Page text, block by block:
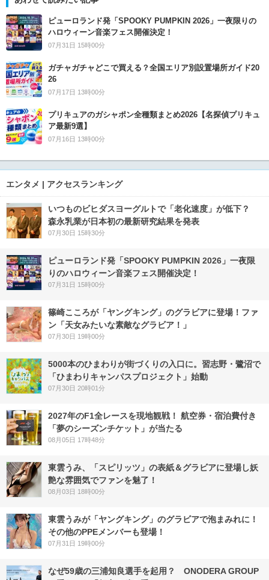
ピューロランド発「SPOOKY PUMPKIN 2026」一夜限りの
ハロウィーン音楽フェス開催決定！
07月31日 15時00分
ガチャガチャどこで買える？全国エリア別設置場所ガイド20
26
07月17日 13時00分
プリキュアのガシャポン全種類まとめ2026【名探偵プリキュ
ア最新9選】
07月16日 13時00分
エンタメ | アクセスランキング
いつものビヒダスヨーグルトで「老化速度」が低下？
森永乳業が日本初の最新研究結果を発表
07月30日 15時30分
ピューロランド発「SPOOKY PUMPKIN 2026」一夜限
りのハロウィーン音楽フェス開催決定！
07月31日 15時00分
篠崎こころが「ヤングキング」のグラビアに登場！ファ
ン「天女みたいな素敵なグラビア！」
07月30日 19時00分
5000本のひまわりが街づくりの入口に。習志野・鷺沼で
「ひまわりキャンパスプロジェクト」始動
07月30日 20時01分
2027年のF1全レースを現地観戦！ 航空券・宿泊費付き
「夢のシーズンチケット」が当たる
08月05日 17時48分
東雲うみ、「スピリッツ」の表紙＆グラビアに登場し妖
艶な雰囲気でファンを魅了！
08月03日 18時00分
東雲うみが「ヤングキング」のグラビアで泡まみれに！
その他のPPEメンバーも登場！
07月31日 19時00分
なぜ59歳の三浦知良選手を起用？ ONODERA GROUP